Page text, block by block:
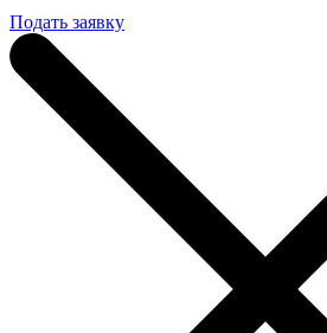
Подать заявку